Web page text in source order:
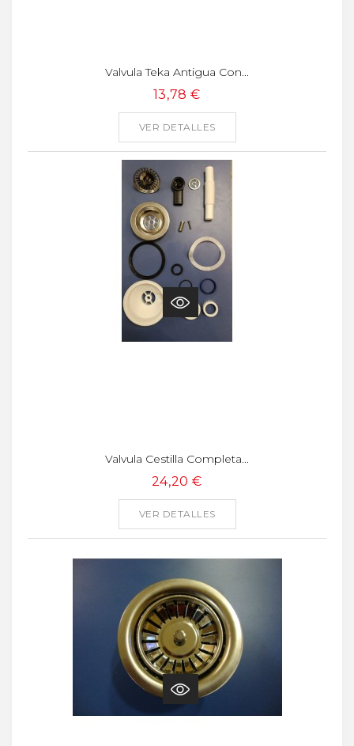
Valvula Teka Antigua Con...
13,78 €
VER DETALLES
Valvula Cestilla Completa...
24,20 €
VER DETALLES